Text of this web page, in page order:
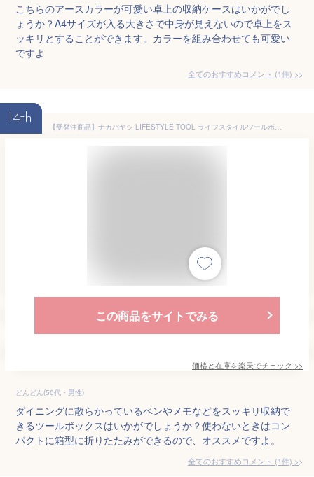
こちらのアースカラーが可愛い卓上の収納ケースはいかがでし
ょうか？A4サイズが入る大きさで中身が見えないので卓上をス
ッキリとすることができます。カラーを組み合わせても可愛い
ですよ
全てのおすすめコメント (1件) >
14th
【受発注商品】ナカバヤシ LIFESTYLE TOOL ライフスタイルツールボックス Mサイズ ネイビー/ワインレッド/ブラック/クラフト LST-B02
この商品をサイトでみる
価格と在庫を楽天でチェック >>
どんどん(50代・男性)
ダイニングに散らかっているペンやメモなどをスッキリ収納で
きるツールボックスはいかがでしょうか？使わないときはコン
パクトに箱型に折りたたみができるので、オススメですよ。
全てのおすすめコメント (1件) >